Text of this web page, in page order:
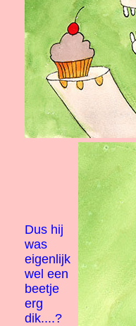
Dus hij
was
eigenlijk
wel een
beetje
erg
dik....?